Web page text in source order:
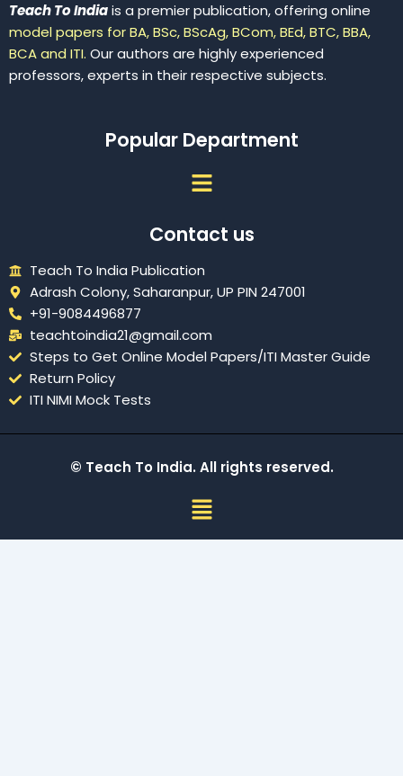
Teach To Indiais a premier publication, offering online
model papers for BA, BSc, BScAg, BCom, BEd, BTC, BBA,
BCA and ITI. Our authors are highly experienced
professors, experts in their respective subjects.
Popular Department
Menu
Contact us
Teach To India Publication
Adrash Colony, Saharanpur, UP PIN 247001
+91-9084496877
teachtoindia21@gmail.com
Steps to Get Online Model Papers/ITI Master Guide
Return Policy
ITI NIMI Mock Tests
© Teach To India. All rights reserved.
Menu